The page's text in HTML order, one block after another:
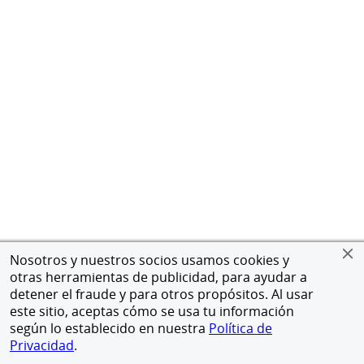
Nosotros y nuestros socios usamos cookies y
otras herramientas de publicidad, para ayudar a
detener el fraude y para otros propósitos. Al usar
este sitio, aceptas cómo se usa tu información
según lo establecido en nuestra Política de
Privacidad.